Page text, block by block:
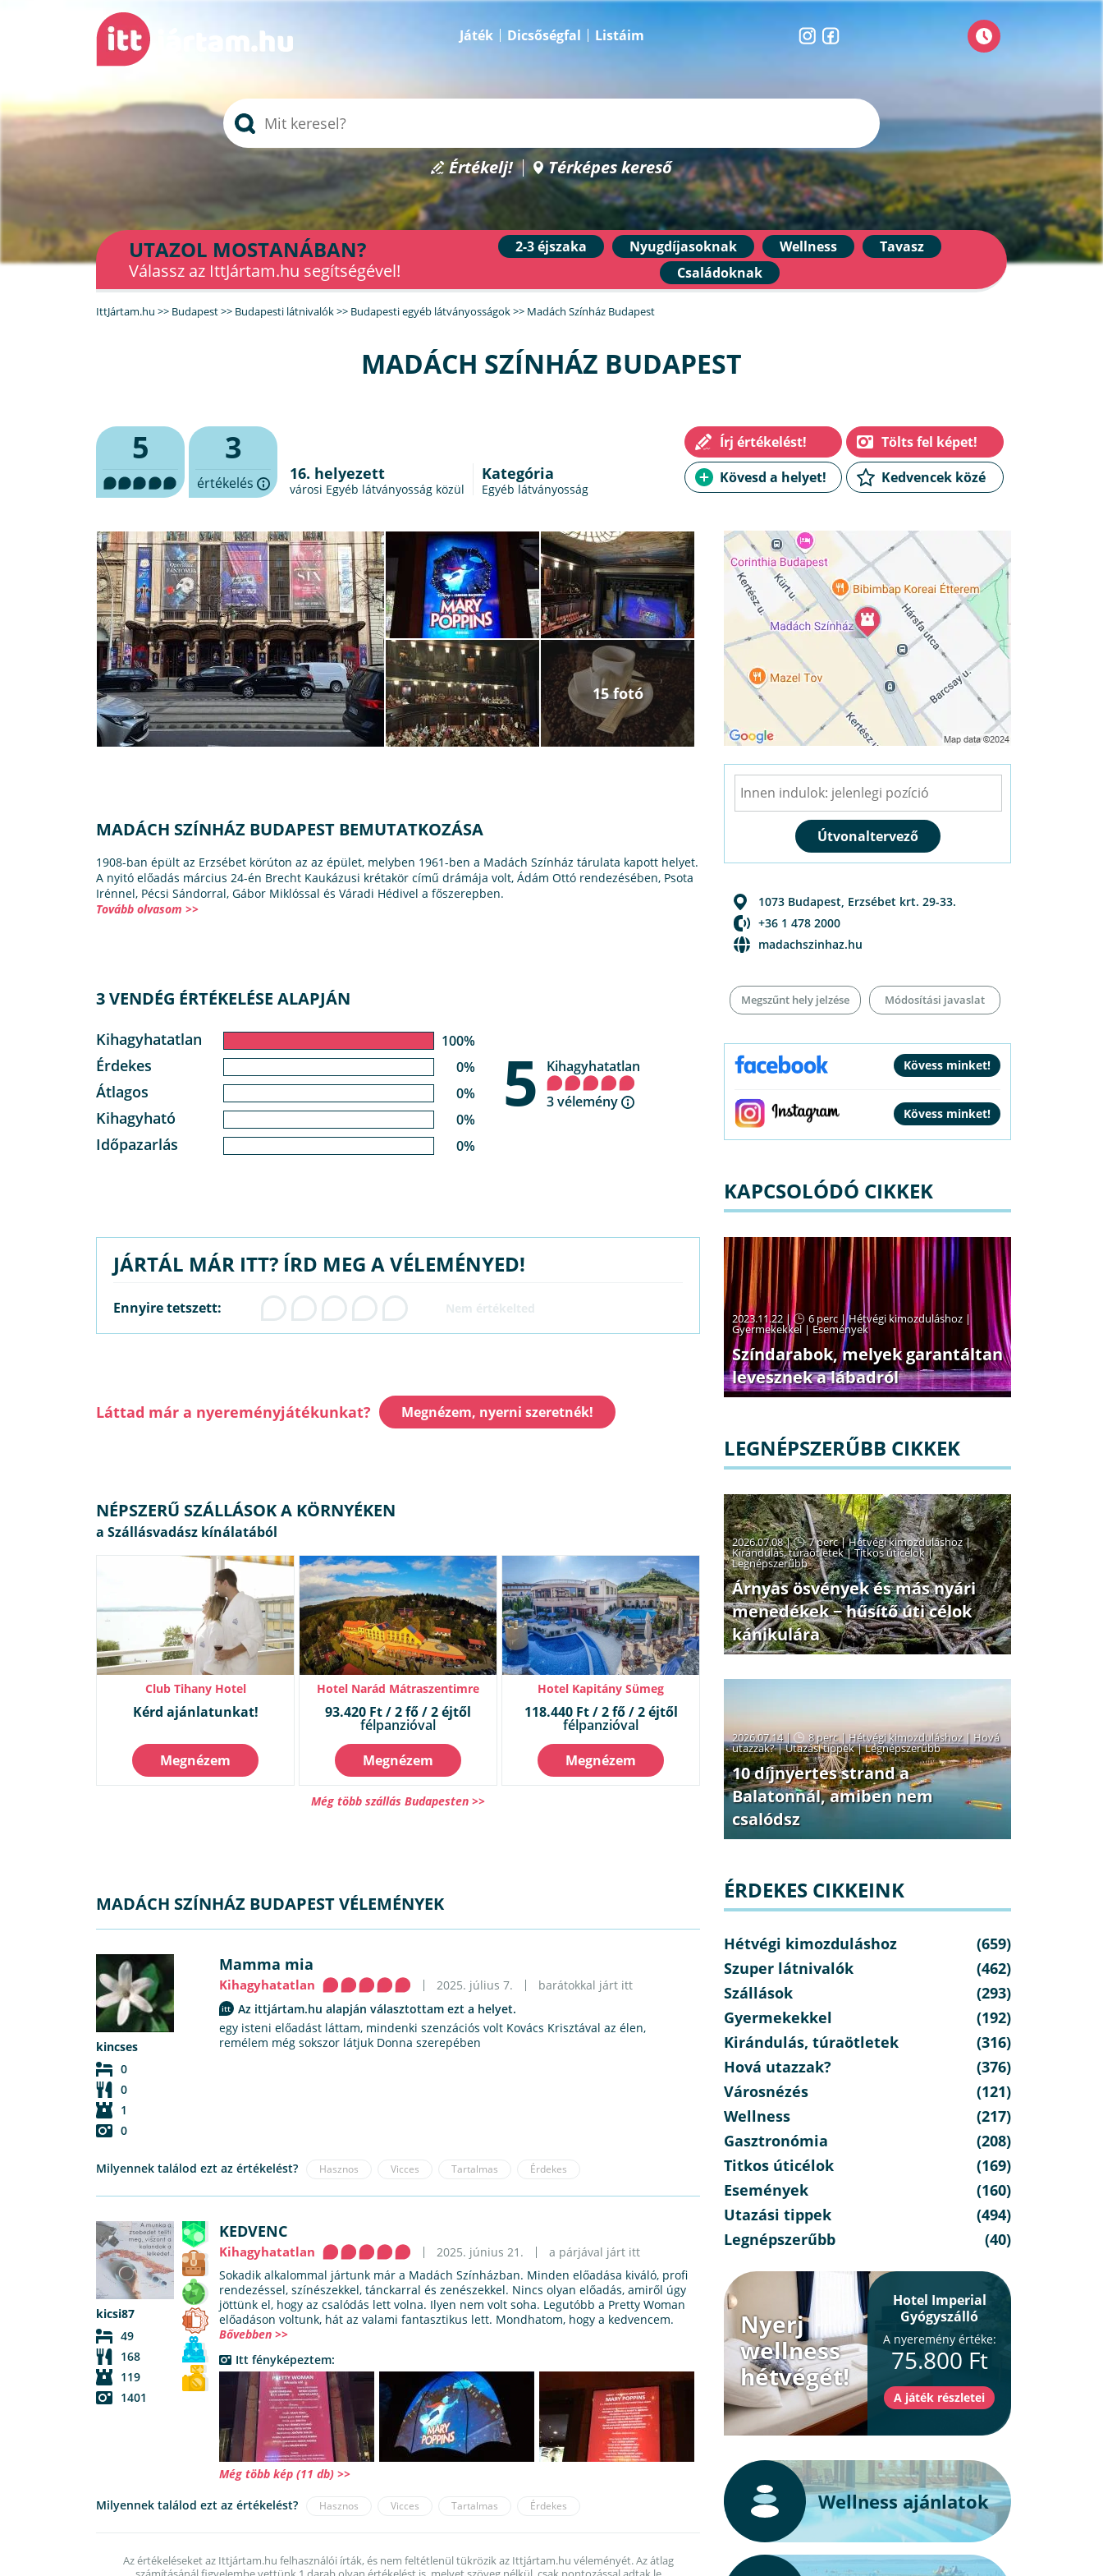
Játék Dicsőségfal Listáim
Értékelj! Térképes kereső
UTAZOL MOSTANÁBAN?
Válassz az IttJártam.hu segítségével!
2-3 éjszaka Nyugdíjasoknak Wellness
Tavasz
Családoknak
IttJártam.hu >> Budapest>> Budapesti látnivalók>> Budapesti egyéb látványosságok>> Madách Színház Budapest
MADÁCH SZÍNHÁZ BUDAPEST
5 3
értékelés 16. helyezett
városi Egyéb látványosság közül
Kategória
Egyéb látványosság
15 fotó
MADÁCH SZÍNHÁZ BUDAPEST BEMUTATKOZÁSA
1908-ban épült az Erzsébet körúton az az épület, melyben 1961-ben a Madách Színház tárulata kapott helyet.
A nyitó előadás március 24-én Brecht Kaukázusi krétakör című drámája volt, Ádám Ottó rendezésében, Psota
Irénnel, Pécsi Sándorral, Gábor Miklóssal és Váradi Hédivel a főszerepben.
Tovább olvasom >>
3 VENDÉG ÉRTÉKELÉSE ALAPJÁN
Kihagyhatatlan 100%
Érdekes 0%
Átlagos 0%
Kihagyható 0%
Időpazarlás 0%
5
Kihagyhatatlan
3 vélemény
JÁRTÁL MÁR ITT? ÍRD MEG A VÉLEMÉNYED!
Ennyire tetszett:
Láttad már a nyereményjátékunkat? Megnézem, nyerni szeretnék!
NÉPSZERŰ SZÁLLÁSOK A KÖRNYÉKEN
Club Tihany Hotel
Kérd ajánlatunkat!
Megnézem
Hotel Narád Mátraszentimre
93.420 Ft / 2 fő / 2 éjtől
félpanzióval
Megnézem
Hotel Kapitány Sümeg
118.440 Ft / 2 fő / 2 éjtől
félpanzióval
Megnézem
Még több szállás Budapesten >>
MADÁCH SZÍNHÁZ BUDAPEST VÉLEMÉNYEK
kincses
0
0
1
0
Mamma mia
Kihagyhatatlan 2025. július 7.
barátokkal járt itt
Az ittjártam.hu alapján választottam ezt a helyet.
egy isteni előadást láttam, mindenki szenzációs volt Kovács Krisztával az élen,
remélem még sokszor látjuk Donna szerepében
Milyennek találod ezt az értékelést? Hasznos Vicces Tartalmas Érdekes
kicsi87
49
168
119
1401
KEDVENC
Kihagyhatatlan 2025. június 21.
a párjával járt itt
Sokadik alkalommal jártunk már a Madách Színházban. Minden előadása kiváló, profi
rendezéssel, színészekkel, tánckarral és zenészekkel. Nincs olyan előadás, amiről úgy
jöttünk el, hogy az csalódás lett volna. Ilyen nem volt soha. Legutóbb a Pretty Woman
előadáson voltunk, hát az valami fantasztikus lett. Mondhatom, hogy a kedvencem.
Bővebben >>
Itt fényképeztem:
Még több kép (11 db) >>
Milyennek találod ezt az értékelést?
Hasznos Vicces Tartalmas Érdekes
Az értékeléseket az Ittjártam.hu felhasználói írták, és nem feltétlenül tükrözik az Ittjártam.hu véleményét. Az átlag
1073 Budapest, Erzsébet krt. 29-33.
+36 1 478 2000
madachszinhaz.hu
Megszűnt hely jelzése Módosítási javaslat
KAPCSOLÓDÓ CIKKEK
2023.11.22 | 6 perc|Hétvégi kimozduláshoz |
Gyermekekkel | Események
Színdarabok, melyek garantáltan
levesznek a lábadról
LEGNÉPSZERŰBB CIKKEK
2026.07.08 | 7 perc|Hétvégi kimozduláshoz|
Kirándulás, túraötletek|Titkos úticélok|
Legnépszerűbb
Árnyas ösvények és más nyári
menedékek − hűsítő úti célok
kánikulára
2026.07.14 | 8 perc| Hétvégi kimozduláshoz| Hová
utazzak?|Utazási tippek|Legnépszerűbb
10 díjnyertes strand a
Balatonnál, amiben nem
csalódsz
ÉRDEKES CIKKEINK
Hétvégi kimozduláshoz
(659)
Szuper látnivalók
(462)
Szállások
(293)
Gyermekekkel
(192)
Kirándulás, túraötletek
(316)
Hová utazzak?
(376)
Városnézés
(121)
Wellness
(217)
Gasztronómia
(208)
Titkos úticélok
(169)
Események
(160)
Utazási tippek
(494)
Legnépszerűbb
(40)
Nyerj
wellness
hétvégét!
Hotel Imperial
Gyógyszálló
A nyeremény értéke:
75.800 Ft
Wellness ajánlatok